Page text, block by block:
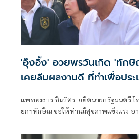
'อุ๊งอิ๊ง' อวยพรวันเกิด 'ทัก
เคยลืมผลงานดี ที่ทำเพื่อประ
แพทองธาร ชินวัตร อดีตนายกรัฐมนตรี โ
ยกฯทักษิณ ขอให้ท่านมีสุขภาพแข็งแรง อ